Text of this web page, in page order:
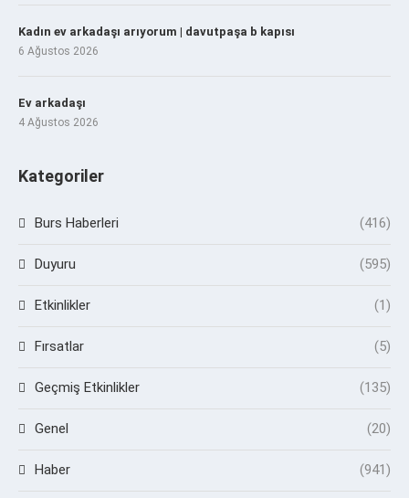
Kadın ev arkadaşı arıyorum | davutpaşa b kapısı
6 Ağustos 2026
Ev arkadaşı
4 Ağustos 2026
Kategoriler
Burs Haberleri (416)
Duyuru (595)
Etkinlikler (1)
Fırsatlar (5)
Geçmiş Etkinlikler (135)
Genel (20)
Haber (941)